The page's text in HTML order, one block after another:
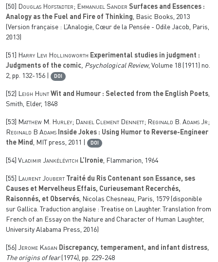
[50] Douglas Hofstadter; Emmanuel Sander Surfaces and Essences :
Analogy as the Fuel and Fire of Thinking, Basic Books, 2013
(Version française : L’Analogie, Cœur de la Pensée - Odile Jacob, Paris,
2013)
[51] Harry Levi Hollingworth Experimental studies in judgment :
Judgments of the comic, Psychological Review, Volume 18 (1911) no.
2, pp. 132-156 |
DOI
[52] Leigh Hunt Wit and Humour : Selected from the English Poets,
Smith, Elder, 1848
[53]
Matthew M. Hurley; Daniel Clement Dennett; Reginald B. Adams Jr;
Reginald B Adams Inside Jokes : Using Humor to Reverse-Engineer
the Mind , MIT press, 2011 | DOI
[54] Vladimir Jankélévitch L’Ironie, Flammarion, 1964
[55] Laurent Joubert Traité du Ris Contenant son Essance, ses
Causes et Mervelheus Effais, Curieusemant Recerchés,
Raisonnés, et Observés, Nicolas Chesneau, Paris, 1579 (disponible
sur Gallica. Traduction anglaise : Treatise on Laughter. Translation from
French of an Essay on the Nature and Character of Human Laughter,
University Alabama Press, 2016)
[56] Jerome Kagan Discrepancy, temperament, and infant distress,
The origins of fear(1974), pp. 229-248